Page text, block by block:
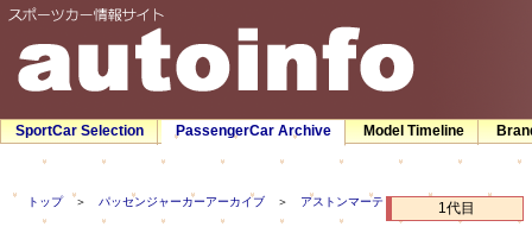
SportCar Selection PassengerCar Archive Model Timeline
トップ＞ パッセンジャーカーアーカイブ ＞ アストンマーティン＞ DB6
1代目